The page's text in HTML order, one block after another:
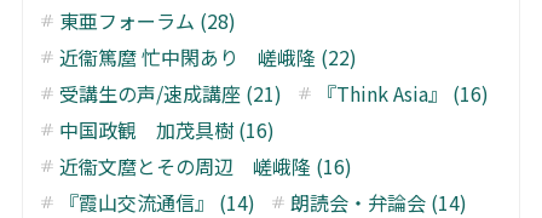
東亜フォーラム (28)
近衞篤麿 忙中閑あり 嵯峨隆 (22)
受講生の声/速成講座 (21)
『Think Asia』 (16)
中国政観 加茂具樹 (16)
近衞文麿とその周辺 嵯峨隆 (16)
『霞山交流通信』 (14)
朗読会・弁論会 (14)